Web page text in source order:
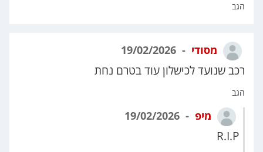
הגב
מסודי
רכב שנועד לכישלון עוד בטרם נחת
הגב
מיפ
R.I.P